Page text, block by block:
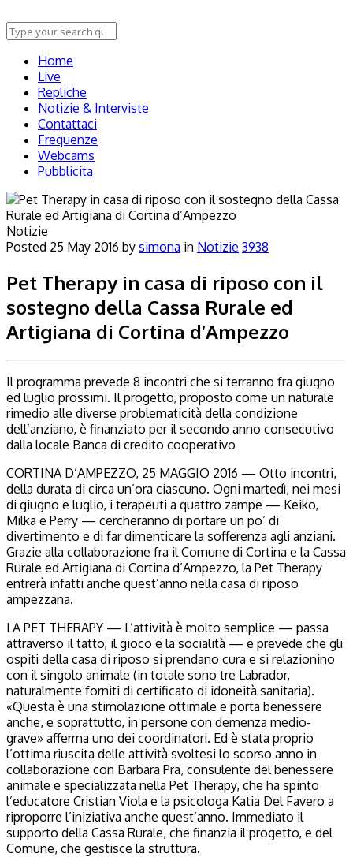
Home
Live
Repliche
Notizie & Interviste
Contattaci
Frequenze
Webcams
Pubblicita
Notizie
Posted 25 May 2016 by simona in Notizie 3938
Pet Therapy in casa di riposo con il
sostegno della Cassa Rurale ed
Artigiana di Cortina d’Ampezzo
Il programma prevede 8 incontri che si terranno fra giugno
ed luglio prossimi. Il progetto, proposto come un naturale
rimedio alle diverse problematicità della condizione
dell’anziano, è finanziato per il secondo anno consecutivo
dalla locale Banca di credito cooperativo
CORTINA D’AMPEZZO, 25 MAGGIO 2016 — Otto incontri,
della durata di circa un’ora ciascuno. Ogni martedì, nei mesi
di giugno e luglio, i terapeuti a quattro zampe — Keiko,
Milka e Perry — cercheranno di portare un po’ di
divertimento e di far dimenticare la sofferenza agli anziani.
Grazie alla collaborazione fra il Comune di Cortina e la Cassa
Rurale ed Artigiana di Cortina d’Ampezzo, la Pet Therapy
entrerà infatti anche quest’anno nella casa di riposo
ampezzana.
LA PET THERAPY — L’attività è molto semplice — passa
attraverso il tatto, il gioco e la socialità — e prevede che gli
ospiti della casa di riposo si prendano cura e si relazionino
con il singolo animale (in totale sono tre Labrador,
naturalmente forniti di certificato di idoneità sanitaria).
«Questa è una stimolazione ottimale e porta benessere
anche, e soprattutto, in persone con demenza medio-
grave» afferma uno dei coordinatori. Ed è stata proprio
l’ottima riuscita delle attività svoltesi lo scorso anno in
collaborazione con Barbara Pra, consulente del benessere
animale e specializzata nella Pet Therapy, che ha spinto
l’educatore Cristian Viola e la psicologa Katia Del Favero a
riproporre l’iniziativa anche quest’anno. Immediato il
supporto della Cassa Rurale, che finanzia il progetto, e del
Comune, che gestisce la struttura.